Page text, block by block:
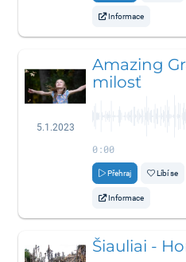
Informace
5.1.2023
Amazing
milosť
0:00
Přehraj Líbí se
Informace
Šiauliai -